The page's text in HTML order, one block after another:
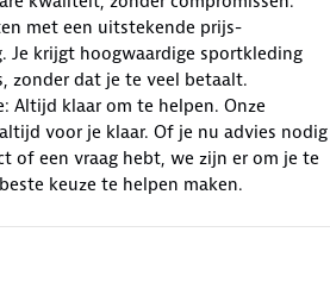
met een uitstekende prijs-
Je krijgt hoogwaardige sportkleding
zonder dat je te veel betaalt.
Altijd klaar om te helpen. Onze
voor je klaar. Of je nu advies nodig
of een vraag hebt, we zijn er om je te
keuze te helpen maken.